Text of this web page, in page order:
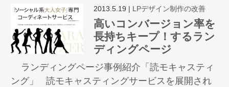
2013.5.19 | LPデザイン制作の改善
高いコンバージョン率を
長持ちキープ！するラン
ディングページ
ランディングページ事例紹介「読モキャスティ
ング」 読モキャスティングサービスを展開され